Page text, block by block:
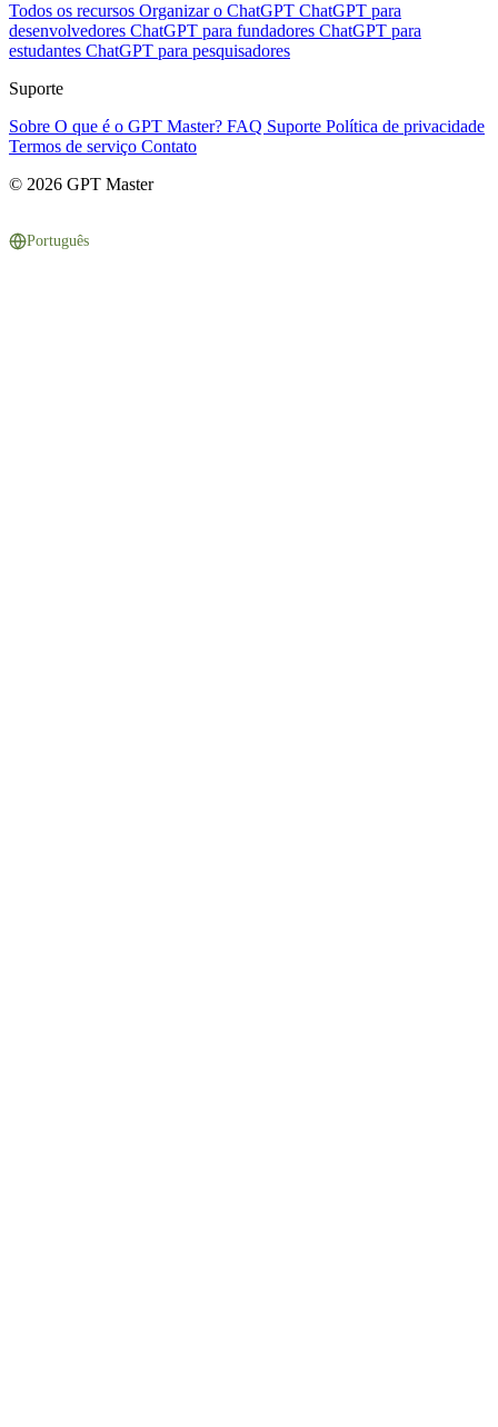
Todos os recursos Organizar o ChatGPT ChatGPT para
desenvolvedores ChatGPT para fundadores ChatGPT para
estudantes ChatGPT para pesquisadores
Suporte
Sobre O que é o GPT Master? FAQ Suporte Política de privacidade
Termos de serviço Contato
© 2026 GPT Master
Português